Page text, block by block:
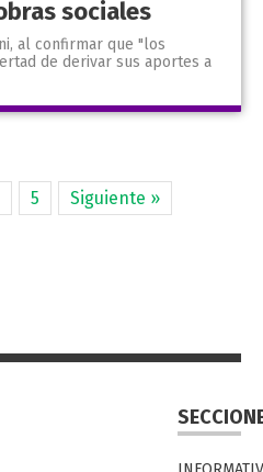
sociales
al confirmar que "los
de derivar sus aportes a
5 Siguiente »